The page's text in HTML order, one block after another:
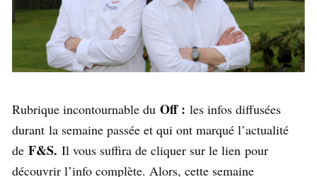
Rubrique incontournable du Off : les infos diffusées
durant la semaine passée et qui ont marqué l’actualité
de F&S. Il vous suffira de cliquer sur le lien pour
découvrir l’info complète. Alors, cette semaine